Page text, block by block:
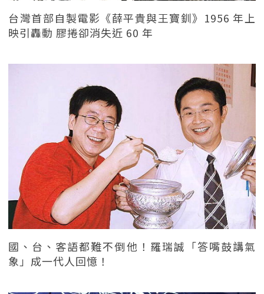
台灣首部自製電影《薛平貴與王寶釧》1956 年上
映引轟動 膠捲卻消失近 60 年
國、台、客語都難不倒他！羅瑞誠「答嘴鼓講氣
象」成一代人回憶！